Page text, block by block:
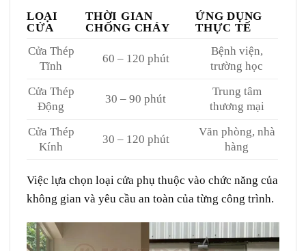
LOẠI
CỬA
THỜI GIAN
CHỐNG CHÁY
ỨNG DỤNG
THỰC TẾ
Cửa Thép
Tĩnh
60 – 120 phút
Bệnh viện,
trường học
Cửa Thép
Động
30 – 90 phút
Trung tâm
thương mại
Cửa Thép
Kính
30 – 120 phút
Văn phòng, nhà
hàng
Việc lựa chọn loại cửa phụ thuộc vào chức năng của
không gian và yêu cầu an toàn của từng công trình.